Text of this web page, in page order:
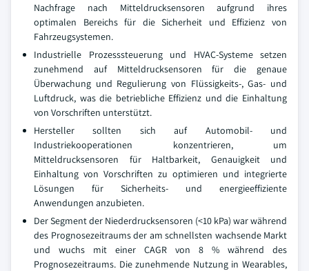
Nachfrage nach Mitteldrucksensoren aufgrund ihres
optimalen Bereichs für die Sicherheit und Effizienz von
Fahrzeugsystemen.
Industrielle Prozesssteuerung und HVAC-Systeme setzen
zunehmend auf Mitteldrucksensoren für die genaue
Überwachung und Regulierung von Flüssigkeits-, Gas- und
Luftdruck, was die betriebliche Effizienz und die Einhaltung
von Vorschriften unterstützt.
Hersteller sollten sich auf Automobil- und
Industriekooperationen konzentrieren, um
Mitteldrucksensoren für Haltbarkeit, Genauigkeit und
Einhaltung von Vorschriften zu optimieren und integrierte
Lösungen für Sicherheits- und energieeffiziente
Anwendungen anzubieten.
Der Segment der Niederdrucksensoren (<10 kPa) war während
des Prognosezeitraums der am schnellsten wachsende Markt
und wuchs mit einer CAGR von 8 % während des
Prognosezeitraums. Die zunehmende Nutzung in Wearables,